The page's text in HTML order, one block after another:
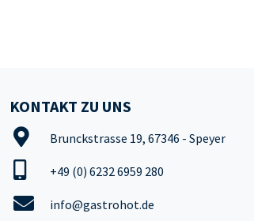
KONTAKT ZU UNS
Brunckstrasse 19, 67346 - Speyer
+49 (0) 6232 6959 280
info@gastrohot.de